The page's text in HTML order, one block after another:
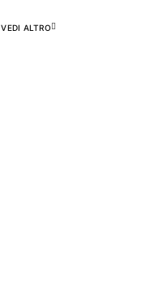
VEDI ALTRO